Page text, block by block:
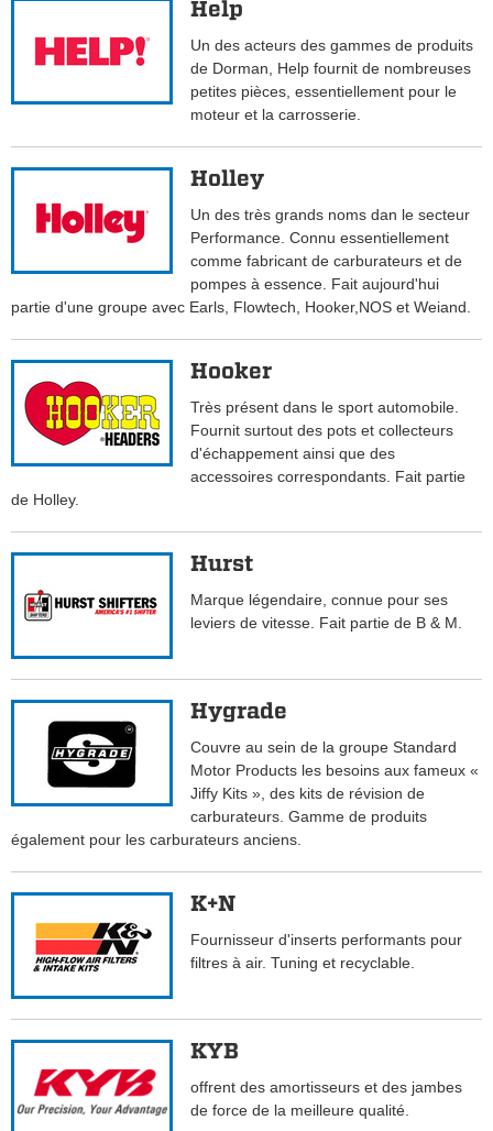
Help
Un des acteurs des gammes de produits
de Dorman, Help fournit de nombreuses
petites pièces, essentiellement pour le
moteur et la carrosserie.
Holley
Un des très grands noms dan le secteur
Performance. Connu essentiellement
comme fabricant de carburateurs et de
pompes à essence. Fait aujourd'hui
partie d'une groupe avec Earls, Flowtech, Hooker,NOS et Weiand.
Hooker
Très présent dans le sport automobile.
Fournit surtout des pots et collecteurs
d'échappement ainsi que des
accessoires correspondants. Fait partie
de Holley.
Hurst
Marque légendaire, connue pour ses
leviers de vitesse. Fait partie de B & M.
Hygrade
Couvre au sein de la groupe Standard
Motor Products les besoins aux fameux «
Jiffy Kits », des kits de révision de
carburateurs. Gamme de produits
également pour les carburateurs anciens.
K+N
Fournisseur d'inserts performants pour
filtres à air. Tuning et recyclable.
KYB
offrent des amortisseurs et des jambes
de force de la meilleure qualité.